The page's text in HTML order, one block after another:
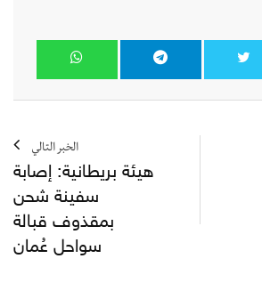
الخبر التالي
هيئة بريطانية: إصابة
سفينة شحن
بمقذوف قبالة
سواحل عُمان